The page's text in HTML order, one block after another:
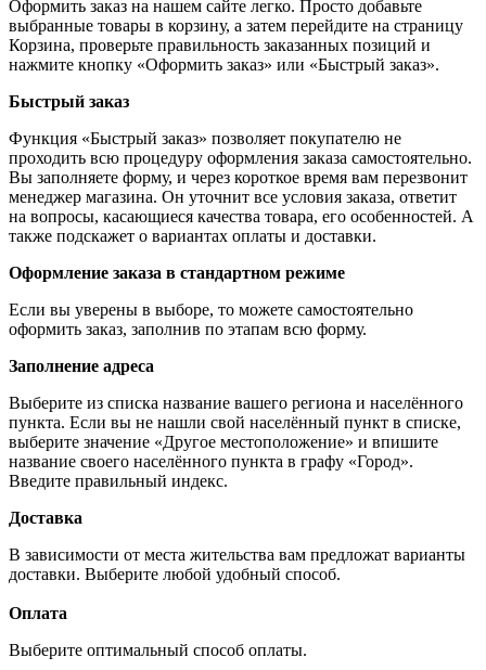
Оформить заказ на нашем сайте легко. Просто добавьте
выбранные товары в корзину, а затем перейдите на страницу
Корзина, проверьте правильность заказанных позиций и
нажмите кнопку «Оформить заказ» или «Быстрый заказ».
Быстрый заказ
Функция «Быстрый заказ» позволяет покупателю не
проходить всю процедуру оформления заказа самостоятельно.
Вы заполняете форму, и через короткое время вам перезвонит
менеджер магазина. Он уточнит все условия заказа, ответит
на вопросы, касающиеся качества товара, его особенностей. А
также подскажет о вариантах оплаты и доставки.
Оформление заказа в стандартном режиме
Если вы уверены в выборе, то можете самостоятельно
оформить заказ, заполнив по этапам всю форму.
Заполнение адреса
Выберите из списка название вашего региона и населённого
пункта. Если вы не нашли свой населённый пункт в списке,
выберите значение «Другое местоположение» и впишите
название своего населённого пункта в графу «Город».
Введите правильный индекс.
Доставка
В зависимости от места жительства вам предложат варианты
доставки. Выберите любой удобный способ.
Оплата
Выберите оптимальный способ оплаты.